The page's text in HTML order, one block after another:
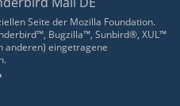
Seite der Mozilla Foundation.
Bugzilla™, Sunbird®, XUL™
anderen) eingetragene